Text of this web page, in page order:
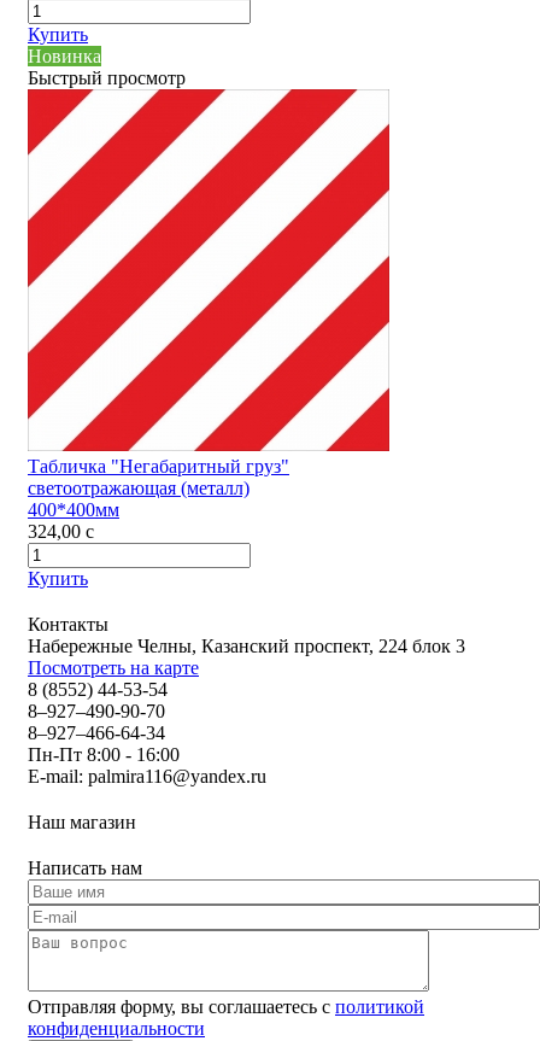
Купить
Новинка
Быстрый просмотр
Табличка "Негабаритный груз"
светоотражающая (металл)
400*400мм
324,00 c
Купить
Контакты
Набережные Челны, Казанский проспект, 224 блок 3
Посмотреть на карте
8 (8552) 44-53-54
8–927–490-90-70
8–927–466-64-34
Пн-Пт 8:00 - 16:00
E-mail: palmira116@yandex.ru
Наш магазин
Написать нам
Отправляя форму, вы соглашаетесь с политикой
конфиденциальности